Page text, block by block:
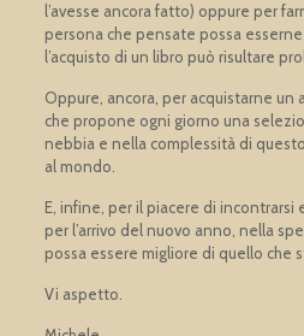
l’avesse ancora fatto) oppure per
persona che pensate possa
l’acquisto di un libro può risultare
Oppure, ancora, per acquistarne un
che propone ogni giorno una
nebbia e nella complessità di
al mondo.
E, infine, per il piacere di incontrarsi
per l’arrivo del nuovo anno, nella
possa essere migliore di quello che
Vi aspetto.